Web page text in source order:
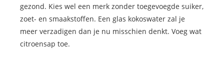
gezond. Kies wel een merk zonder toegevoegde suiker,
zoet- en smaakstoffen. Een glas kokoswater zal je
meer verzadigen dan je nu misschien denkt. Voeg wat
citroensap toe.